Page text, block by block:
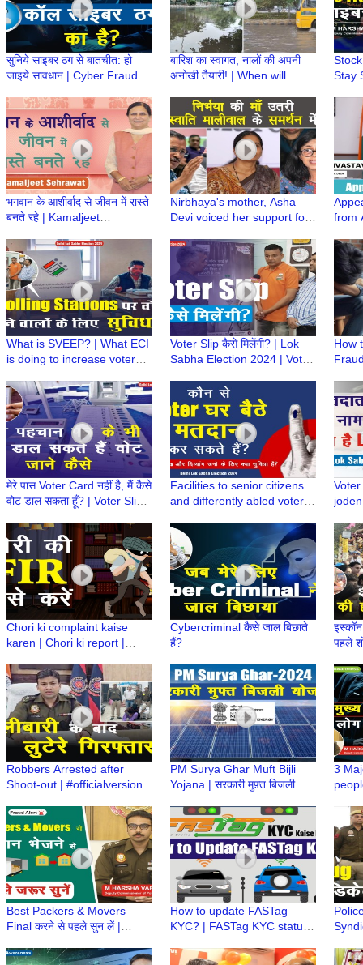
सुनिये साइबर ठग से बातचीत: हो
जाइये सावधान | Cyber Fraud
Credit Card Fraud
बारिश का स्वागत, नालों की अपनी
अनोखी तैयारी! | When will
Waterlogging
Stay
भगवान के आशीर्वाद से जीवन में रास्ते
बनते रहे | Kamaljeet
Delhi Lok Sabha
Nirbhaya's mother, Asha
Devi voiced her support for
Today
from
What is SVEEP? | What ECI
is doing to increase voter
Voters@polling station
Voter Slip कैसे मिलेंगी? | Lok
Sabha Election 2024 | Voter
How
मेरे पास Voter Card नहीं है, मैं कैसे
वोट डाल सकता हूँ? | Voter Slip |
Facilities to senior citizens
and differently abled voters
मतदान
Chori ki complaint kaise
karen | Chori ki report |
कैसे करें | eFIR
Cybercriminal कैसे जाल बिछाते
हैं?
इस्कॉन
पहले
Robbers Arrested after
Shoot-out | #officialversion
PM Surya Ghar Muft Bijli
Yojana | सरकारी मुफ़्त बिजली
3
Best Packers & Movers
Final करने से पहले सुन लें |
M Harsha Vardhan, IPS
How to update FASTag
KYC? | FASTag KYC status |
FASTag issued by NHAI